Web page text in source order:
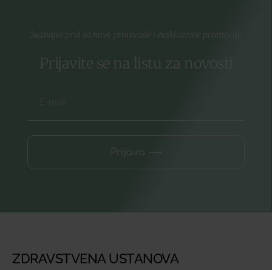
Saznajte prvi za nove proizvode i ekskluzivne promocije
Prijavite se na listu za novosti
Prijava ⟶
ZDRAVSTVENA USTANOVA